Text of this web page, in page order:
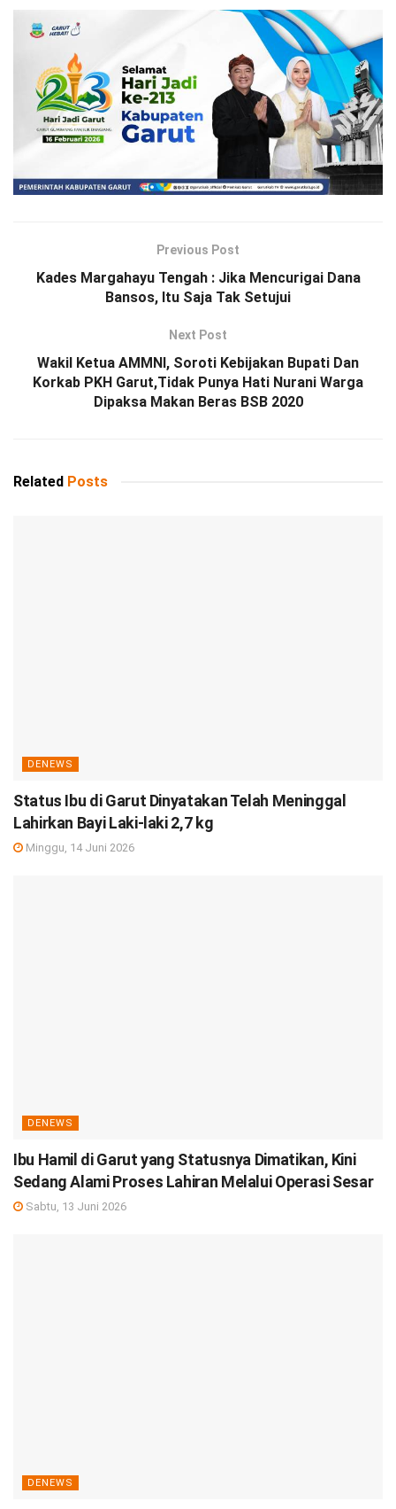
Previous Post
Kades Margahayu Tengah : Jika Mencurigai Dana
Bansos, Itu Saja Tak Setujui
Next Post
Wakil Ketua AMMNI, Soroti Kebijakan Bupati Dan
Korkab PKH Garut,Tidak Punya Hati Nurani Warga
Dipaksa Makan Beras BSB 2020
Related Posts
DENEWS
Status Ibu di Garut Dinyatakan Telah Meninggal
Lahirkan Bayi Laki-laki 2,7 kg
Minggu, 14 Juni 2026
DENEWS
Ibu Hamil di Garut yang Statusnya Dimatikan, Kini
Sedang Alami Proses Lahiran Melalui Operasi Sesar
Sabtu, 13 Juni 2026
DENEWS